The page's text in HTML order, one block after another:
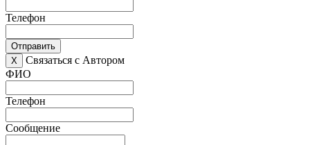
Телефон
Отправить
X
Связаться с Автором
ФИО
Телефон
Сообщение